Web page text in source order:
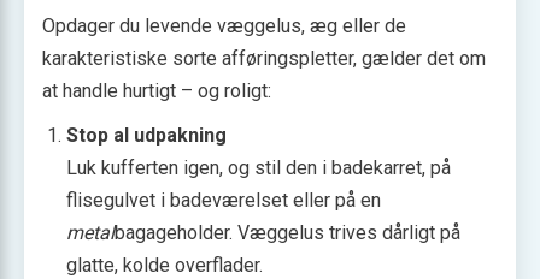
Opdager du levende væggelus, æg eller de
karakteristiske sorte afføringspletter, gælder det om
at handle hurtigt – og roligt:
Stop al udpakning
Luk kufferten igen, og stil den i badekarret, på
flisegulvet i badeværelset eller på en
metalbagageholder. Væggelus trives dårligt på
glatte, kolde overflader.